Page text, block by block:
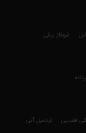
شوفاژ برقی
فضایی
تردمیل آبی